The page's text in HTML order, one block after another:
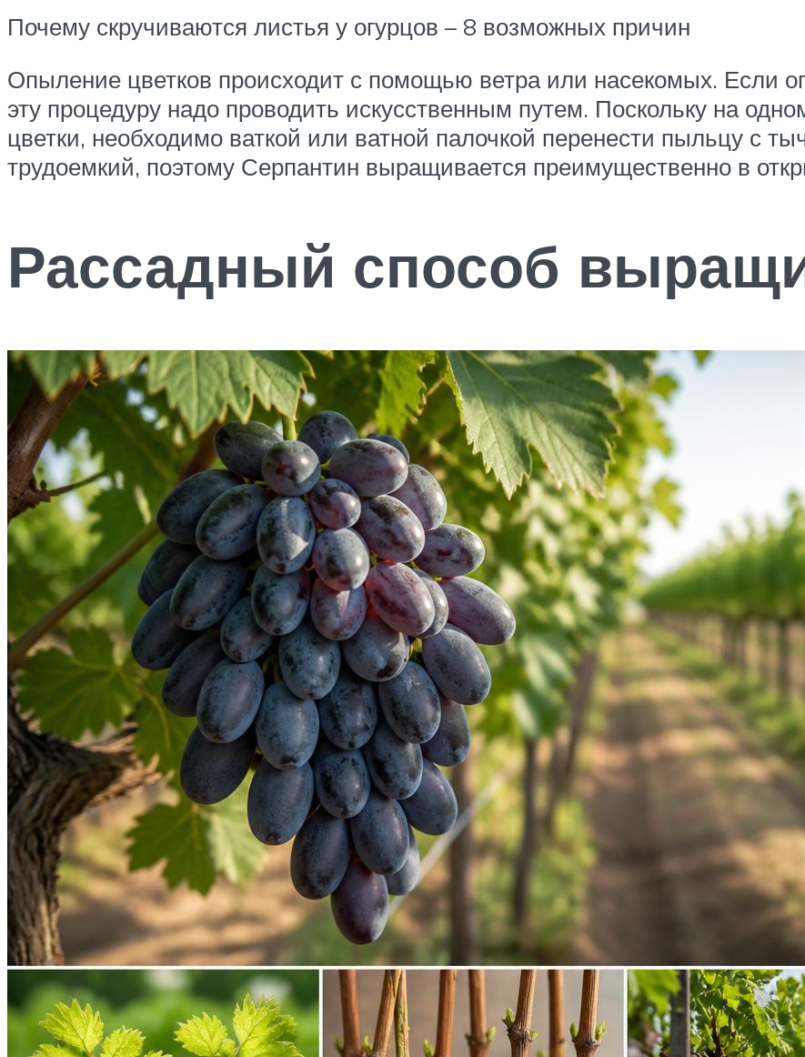
Почему скручиваются листья у огурцов – 8 возможных причин
Опыление цветков происходит с помощью ветра или насекомых. Если
эту процедуру надо проводить искусственным путем. Поскольку на
цветки, необходимо ваткой или ватной палочкой перенести пыльцу с
трудоемкий, поэтому Серпантин выращивается преимущественно в
Рассадный способ